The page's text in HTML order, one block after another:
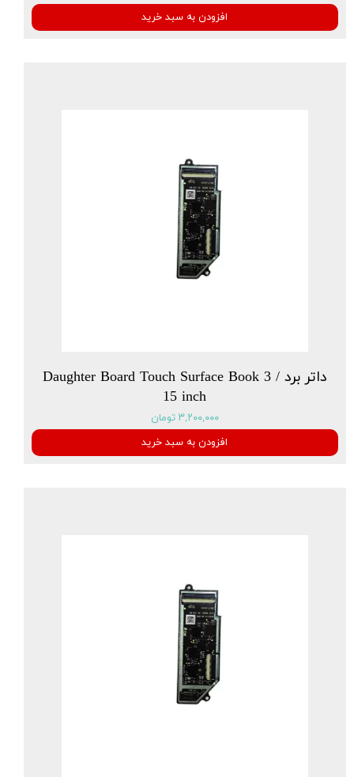
افزودن به سبد خرید
داتر برد Daughter Board Touch Surface Book 3 /
15 inch
۳,۲۰۰,۰۰۰ تومان
افزودن به سبد خرید